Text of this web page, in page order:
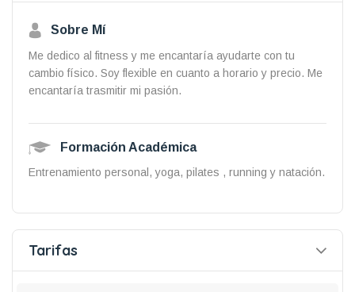
Sobre Mí
Me dedico al fitness y me encantaría ayudarte con tu
cambio físico. Soy flexible en cuanto a horario y precio. Me
encantaría trasmitir mi pasión.
Formación Académica
Entrenamiento personal, yoga, pilates , running y natación.
Tarifas